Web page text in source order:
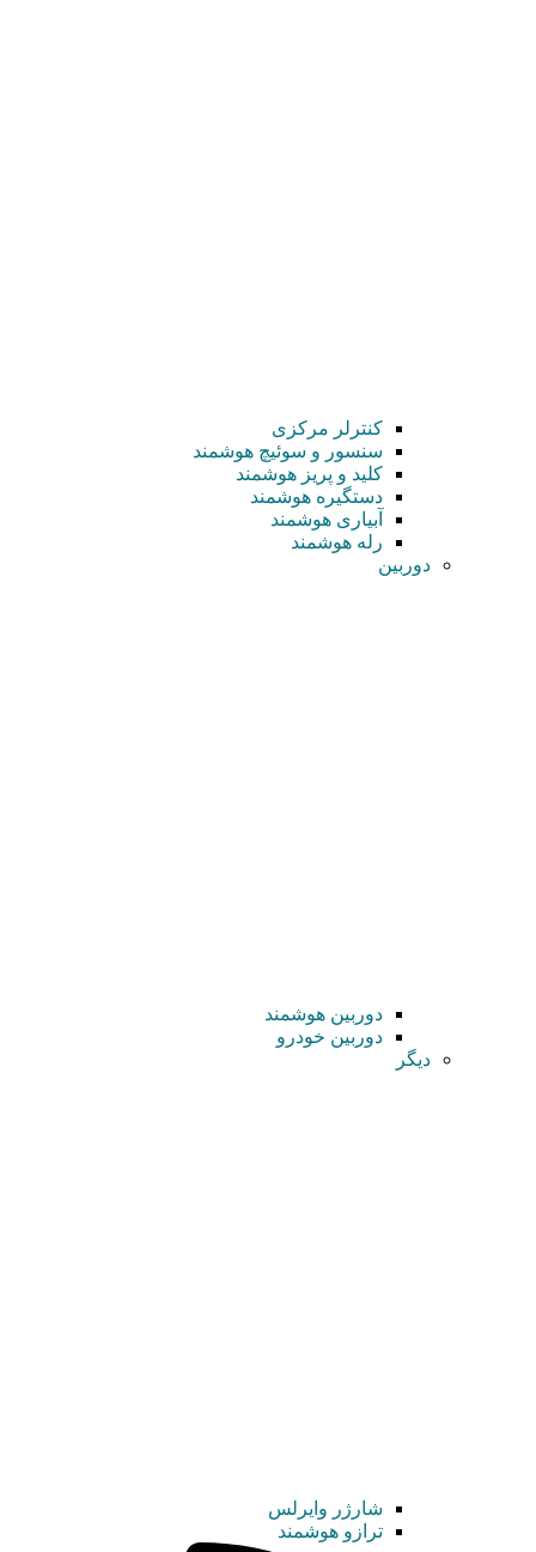
کنترلر مرکزی
سنسور و سوئیچ هوشمند
کلید و پریز هوشمند
دستگیره هوشمند
آبیاری هوشمند
رله هوشمند
دوربین
دوربین هوشمند
دوربین خودرو
دیگر
شارژر وایرلس
ترازو هوشمند